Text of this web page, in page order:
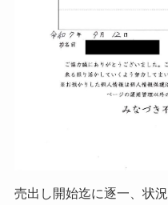
売出し開始迄に逐一、状